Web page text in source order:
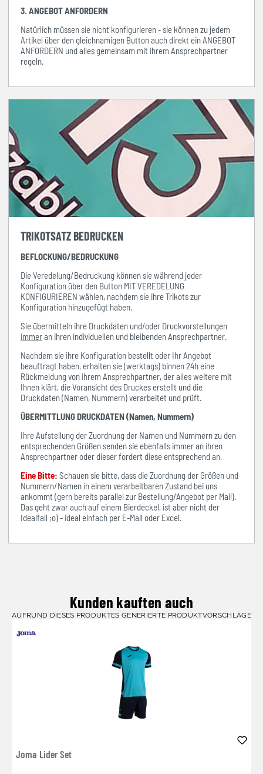
3. ANGEBOT ANFORDERN
Natürlich müssen sie nicht konfigurieren - sie können zu jedem
Artikel über den gleichnamigen Button auch direkt ein ANGEBOT
ANFORDERN und alles gemeinsam mit ihrem Ansprechpartner
regeln.
TRIKOTSATZ BEDRUCKEN
BEFLOCKUNG/BEDRUCKUNG
Die Veredelung/Bedruckung können sie während jeder
Konfiguration über den Button MIT VEREDELUNG
KONFIGURIEREN wählen, nachdem sie ihre Trikots zur
Konfiguration hinzugefügt haben.
Sie übermitteln ihre Druckdaten und/oder Druckvorstellungen
immeran ihren individuellen und bleibenden Ansprechpartner.
Nachdem sie ihre Konfiguration bestellt oder Ihr Angebot
beauftragt haben, erhalten sie (werktags) binnen 24h eine
Rückmeldung von ihrem Ansprechpartner, der alles weitere mit
Ihnen klärt, die Voransicht des Druckes erstellt und die
Druckdaten (Namen, Nummern) verarbeitet und prüft.
ÜBERMITTLUNG DRUCKDATEN (Namen, Nummern)
Ihre Aufstellung der Zuordnung der Namen und Nummern zu den
entsprechenden Größen senden sie ebenfalls immer an ihren
Ansprechpartner oder dieser fordert diese entsprechend an.
Eine Bitte: Schauen sie bitte, dass die Zuordnung der Größen und
Nummern/Namen in einem verarbeitbaren Zustand bei uns
ankommt (gern bereits parallel zur Bestellung/Angebot per Mail).
Das geht zwar auch auf einem Bierdeckel, ist aber nicht der
Idealfall ;o) - ideal einfach per E-Mail oder Excel.
Kunden kauften auch
AUFRUND DIESES PRODUKTES GENERIERTE PRODUKTVORSCHLÄGE
Joma Lider Set